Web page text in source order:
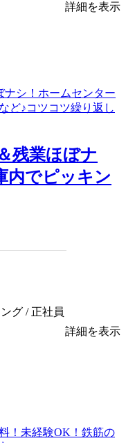
詳細を表示
残業ほぼナ
内でピッキン
グ / 正社員
詳細を表示